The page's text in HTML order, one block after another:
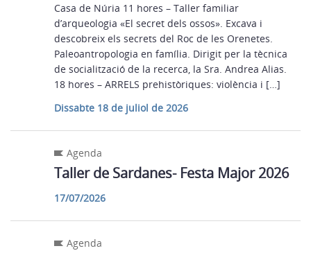
Casa de Núria 11 hores – Taller familiar
d’arqueologia «El secret dels ossos». Excava i
descobreix els secrets del Roc de les Orenetes.
Paleoantropologia en família. Dirigit per la tècnica
de socialització de la recerca, la Sra. Andrea Alias.
18 hores – ARRELS prehistòriques: violència i […]
Dissabte 18 de juliol de 2026
Agenda
Taller de Sardanes- Festa Major 2026
17/07/2026
Agenda